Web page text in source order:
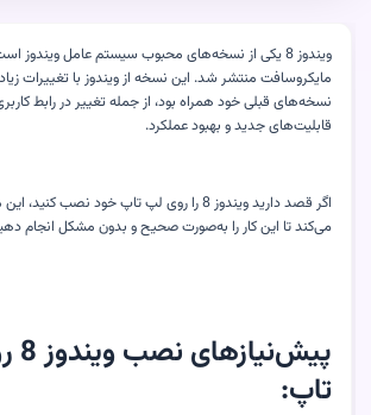
ویندوز 8 یکی از نسخه‌های محبوب سیستم عامل
مایکروسافت منتشر شد. این نسخه از ویندوز با تغییرات
نسخه‌های قبلی خود همراه بود، از جمله تغییر در رابط
قابلیت‌های جدید و بهبود عملکرد.
اگر قصد دارید ویندوز 8 را روی لپ تاپ خود نصب
می‌کند تا این کار را به‌صورت صحیح و بدون مشکل انجام
تاپ: